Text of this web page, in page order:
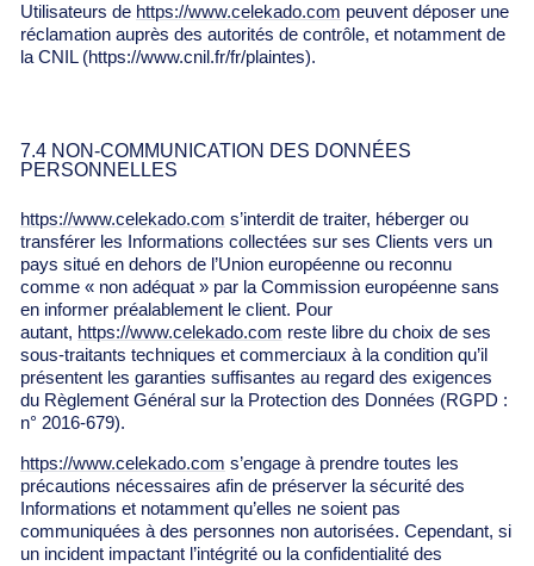
Utilisateurs de https://www.celekado.com peuvent déposer une
réclamation auprès des autorités de contrôle, et notamment de
la CNIL (https://www.cnil.fr/fr/plaintes).
7.4 NON-COMMUNICATION DES DONNÉES
PERSONNELLES
https://www.celekado.com s’interdit de traiter, héberger ou
transférer les Informations collectées sur ses Clients vers un
pays situé en dehors de l’Union européenne ou reconnu
comme « non adéquat » par la Commission européenne sans
en informer préalablement le client. Pour
autant, https://www.celekado.com reste libre du choix de ses
sous-traitants techniques et commerciaux à la condition qu’il
présentent les garanties suffisantes au regard des exigences
du Règlement Général sur la Protection des Données (RGPD :
n° 2016-679).
https://www.celekado.com s’engage à prendre toutes les
précautions nécessaires afin de préserver la sécurité des
Informations et notamment qu’elles ne soient pas
communiquées à des personnes non autorisées. Cependant, si
un incident impactant l’intégrité ou la confidentialité des